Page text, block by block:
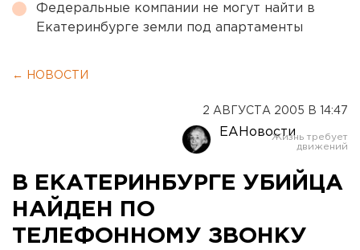
Федеральные компании не могут найти в
Екатеринбурге земли под апартаменты
← НОВОСТИ
2 АВГУСТА 2005 В 14:47
ЕАНовости
В ЕКАТЕРИНБУРГЕ УБИЙЦА
НАЙДЕН ПО
ТЕЛЕФОННОМУ ЗВОНКУ